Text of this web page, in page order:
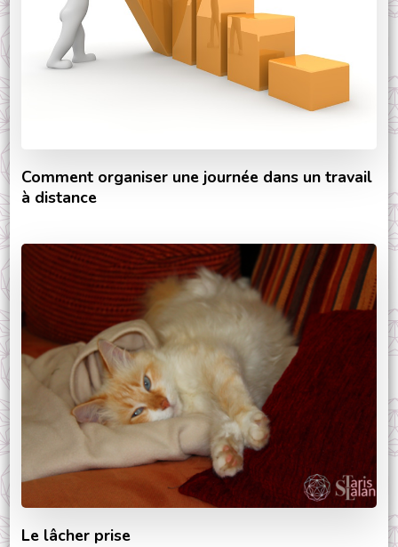
Comment organiser une journée dans un travail
à distance
Le lâcher prise